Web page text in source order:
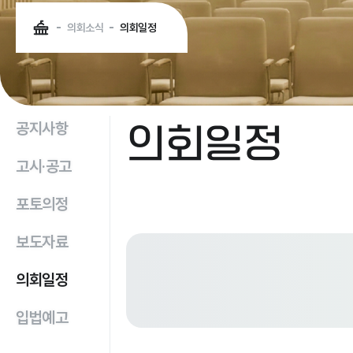
의회소식 의회일정
공지사항
고시·공고
포토의정
보도자료
의회일정
입법예고
의회일정